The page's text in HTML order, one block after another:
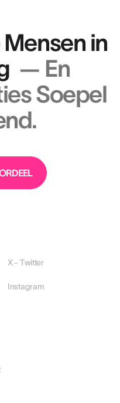
in
— En
Soepel
X - Twitter
Instagram